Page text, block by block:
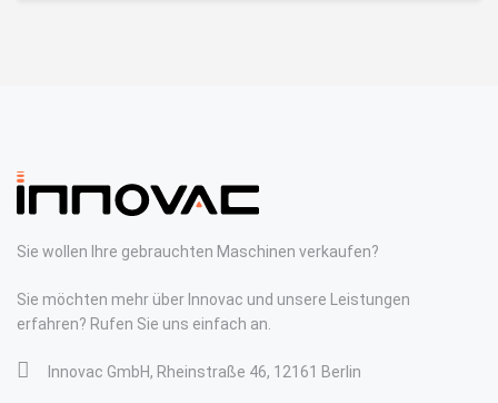
Sie wollen Ihre gebrauchten Maschinen verkaufen?
Sie möchten mehr über Innovac und unsere Leistungen
erfahren? Rufen Sie uns einfach an.
Innovac GmbH, Rheinstraße 46, 12161 Berlin